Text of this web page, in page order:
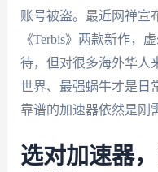
账号被盗。最近网禅宣
《Terbis》两款新作，
待，但对很多海外华人
世界、最强蜗牛才是日
靠谱的加速器依然是刚
选对加速器